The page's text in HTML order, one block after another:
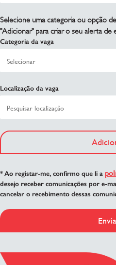
Selecione uma categoria ou opção
"Adicionar" para criar o seu alerta de
Categoria da vaga
Localização da vaga
* Ao registar-me, confirmo que li a
desejo receber comunicações por e-
cancelar o recebimento dessas